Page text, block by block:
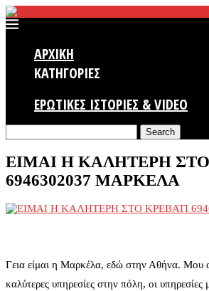
ΑΡΧΙΚΗ
ΚΑΤΗΓΟΡΙΕΣ
ΕΡΩΤΙΚΕΣ ΙΣΤΟΡΙΕΣ & VIDEO
Search
ΕΙΜΑΙ Η ΚΑΛΗΤΕΡΗ
6946302037 ΜΑΡΚΕΛΑ
Γεια είμαι η Μαρκέλα, εδώ στην Αθήνα. Μου
καλύτερες υπηρεσίες στην πόλη, οι υπηρεσίες